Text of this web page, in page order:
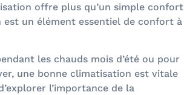
offre plus qu’un simple confort
est un élément essentiel de confort à
les chauds mois d’été ou pour
une bonne climatisation est vitale
l’importance de la